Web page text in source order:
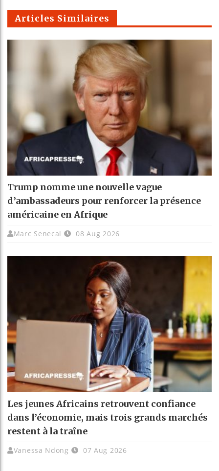
m
Articles Similaires
Trump nomme une nouvelle vague
d’ambassadeurs pour renforcer la présence
américaine en Afrique
Marc Senecal 08 Aug 2026
Les jeunes Africains retrouvent confiance
dans l’économie, mais trois grands marchés
restent à la traîne
Vanessa Ndong 07 Aug 2026